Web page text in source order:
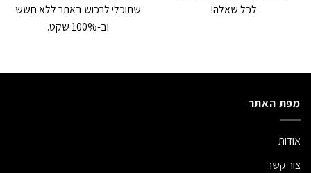
לכל שאלה!
שתוכלי לרכוש באתר ללא חשש
וב-100% שקט.
מפת האתר
אודות
צור קשר